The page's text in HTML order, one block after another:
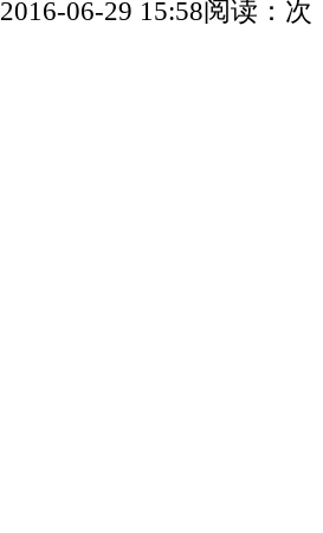
2016-06-29 15:58阅读： 次